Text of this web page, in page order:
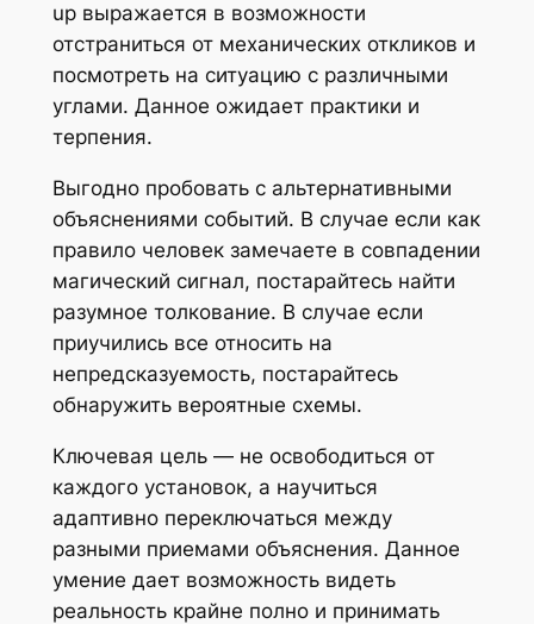
up выражается в возможности
отстраниться от механических откликов и
посмотреть на ситуацию с различными
углами. Данное ожидает практики и
терпения.
Выгодно пробовать с альтернативными
объяснениями событий. В случае если как
правило человек замечаете в совпадении
магический сигнал, постарайтесь найти
разумное толкование. В случае если
приучились все относить на
непредсказуемость, постарайтесь
обнаружить вероятные схемы.
Ключевая цель — не освободиться от
каждого установок, а научиться
адаптивно переключаться между
разными приемами объяснения. Данное
умение дает возможность видеть
реальность крайне полно и принимать